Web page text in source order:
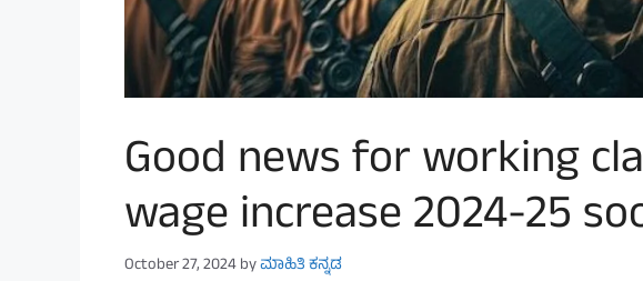
Good news for working
wage increase 2024-25
October 27, 2024byಮಾಹಿತಿ ಕನ್ನಡ